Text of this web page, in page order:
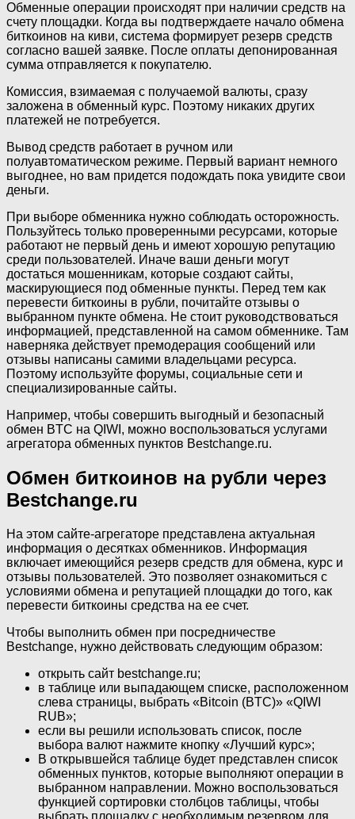
Обменные операции происходят при наличии средств на
счету площадки. Когда вы подтверждаете начало обмена
биткоинов на киви, система формирует резерв средств
согласно вашей заявке. После оплаты депонированная
сумма отправляется к покупателю.
Комиссия, взимаемая с получаемой валюты, сразу
заложена в обменный курс. Поэтому никаких других
платежей не потребуется.
Вывод средств работает в ручном или
полуавтоматическом режиме. Первый вариант немного
выгоднее, но вам придется подождать пока увидите свои
деньги.
При выборе обменника нужно соблюдать осторожность.
Пользуйтесь только проверенными ресурсами, которые
работают не первый день и имеют хорошую репутацию
среди пользователей. Иначе ваши деньги могут
достаться мошенникам, которые создают сайты,
маскирующиеся под обменные пункты. Перед тем как
перевести биткоины в рубли, почитайте отзывы о
выбранном пункте обмена. Не стоит руководствоваться
информацией, представленной на самом обменнике. Там
наверняка действует премодерация сообщений или
отзывы написаны самими владельцами ресурса.
Поэтому используйте форумы, социальные сети и
специализированные сайты.
Например, чтобы совершить выгодный и безопасный
обмен BTC на QIWI, можно воспользоваться услугами
агрегатора обменных пунктов Bestchange.ru.
Обмен биткоинов на рубли через
Bestchange.ru
На этом сайте-агрегаторе представлена актуальная
информация о десятках обменников. Информация
включает имеющийся резерв средств для обмена, курс и
отзывы пользователей. Это позволяет ознакомиться с
условиями обмена и репутацией площадки до того, как
перевести биткоины средства на ее счет.
Чтобы выполнить обмен при посредничестве
Bestchange, нужно действовать следующим образом:
открыть сайт bestchange.ru;
в таблице или выпадающем списке, расположенном
слева страницы, выбрать «Bitcoin (BTC)» «QIWI
RUB»;
если вы решили использовать список, после
выбора валют нажмите кнопку «Лучший курс»;
В открывшейся таблице будет представлен список
обменных пунктов, которые выполняют операции в
выбранном направлении. Можно воспользоваться
функцией сортировки столбцов таблицы, чтобы
выбрать площадку с необходимым резервом для